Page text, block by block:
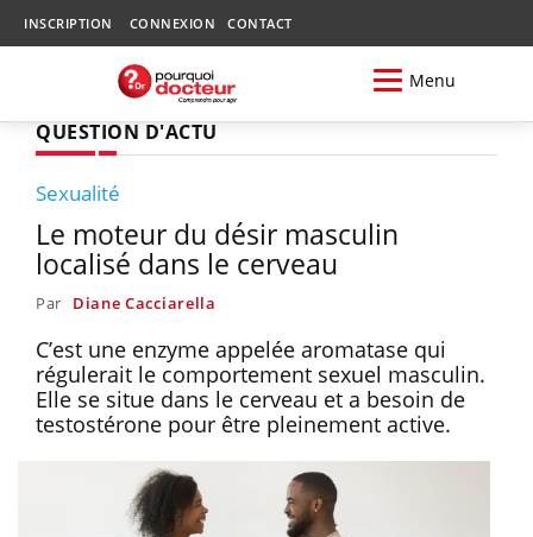
INSCRIPTION CONNEXION CONTACT
Menu
QUESTION D'ACTU
Sexualité
Le moteur du désir masculin
localisé dans le cerveau
Par Diane Cacciarella
C’est une enzyme appelée aromatase qui
régulerait le comportement sexuel masculin.
Elle se situe dans le cerveau et a besoin de
testostérone pour être pleinement active.